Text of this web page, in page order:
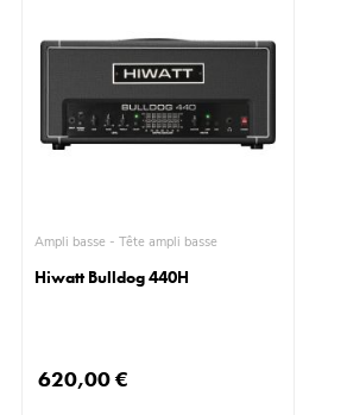
Ampli basse - Tête ampli basse
Hiwatt Bulldog 440H
620,00 €